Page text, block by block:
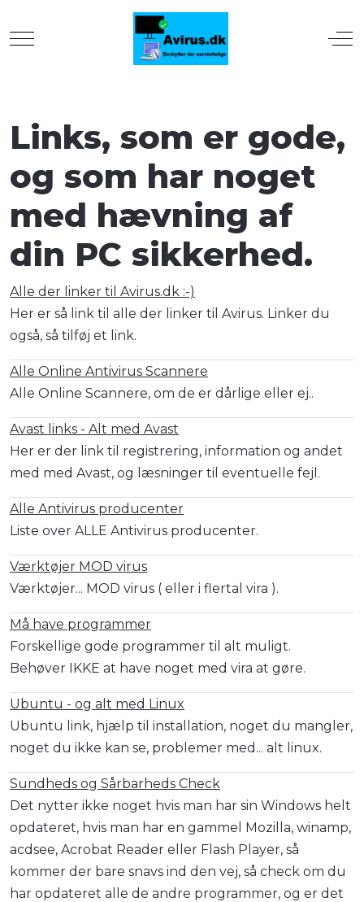
Mobile Menu Toggle
Links, som er gode,
og som har noget
med hævning af
din PC sikkerhed.
Alle der linker til Avirus.dk :-)
Her er så link til alle der linker til Avirus. Linker du
også, så tilføj et link.
Alle Online Antivirus Scannere
Alle Online Scannere, om de er dårlige eller ej..
Avast links - Alt med Avast
Her er der link til registrering, information og andet
med med Avast, og læsninger til eventuelle fejl.
Alle Antivirus producenter
Liste over ALLE Antivirus producenter.
Værktøjer MOD virus
Værktøjer... MOD virus ( eller i flertal vira ).
Må have programmer
Forskellige gode programmer til alt muligt.
Behøver IKKE at have noget med vira at gøre.
Ubuntu - og alt med Linux
Ubuntu link, hjælp til installation, noget du mangler,
noget du ikke kan se, problemer med... alt linux.
Sundheds og Sårbarheds Check
Det nytter ikke noget hvis man har sin Windows helt
opdateret, hvis man har en gammel Mozilla, winamp,
acdsee, Acrobat Reader eller Flash Player, så
kommer der bare snavs ind den vej, så check om du
har opdateret alle de andre programmer, og er det